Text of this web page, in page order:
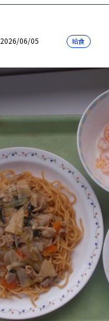
2026/06/05 給食